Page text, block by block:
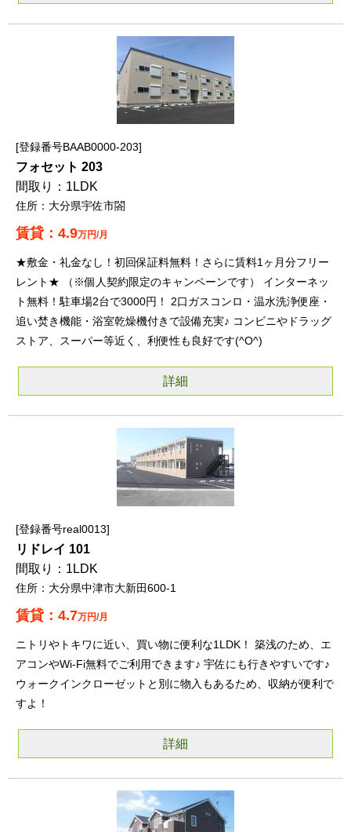
登録番号BAAB0000-203
フォセット 203
1LDK
大分県宇佐市閤
4.9万円/月
★敷金・礼金なし！初回保証料無料！さらに賃料1ヶ月分フリー
レント★ （※個人契約限定のキャンペーンです） インターネッ
ト無料！駐車場2台で3000円！ 2口ガスコンロ・温水洗浄便座・
追い焚き機能・浴室乾燥機付きで設備充実♪ コンビニやドラッグ
ストア、スーパー等近く、利便性も良好です(^O^)
詳細
登録番号real0013
リドレイ 101
1LDK
大分県中津市大新田600-1
4.7万円/月
ニトリやトキワに近い、買い物に便利な1LDK！ 築浅のため、エ
アコンやWi-Fi無料でご利用できます♪ 宇佐にも行きやすいです♪
ウォークインクローゼットと別に物入もあるため、収納が便利で
すよ！
詳細